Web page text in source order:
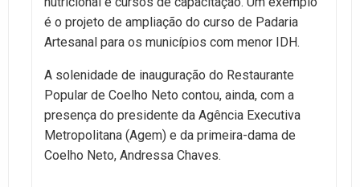
é o projeto de ampliação do curso de Padaria
Artesanal para os municípios com menor IDH.
A solenidade de inauguração do Restaurante
Popular de Coelho Neto contou, ainda, com a
presença do presidente da Agência Executiva
Metropolitana (Agem) e da primeira-dama de
Coelho Neto, Andressa Chaves.